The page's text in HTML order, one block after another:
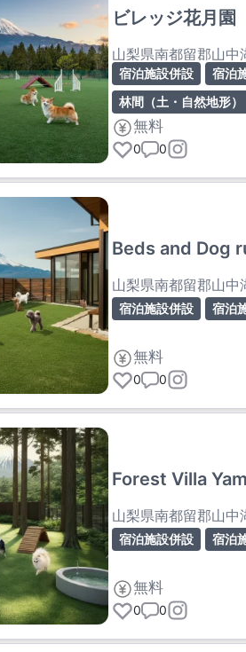
ビレッジ花月園
山梨県南都留郡山中
宿泊施設併設
宿泊
林間（土・自然地形）
無料
0 0
Beds and Dog
山梨県南都留郡山中
宿泊施設併設 宿泊
無料
0 0
Forest Villa
山梨県南都留郡山中
宿泊施設併設 宿泊
無料
0 0